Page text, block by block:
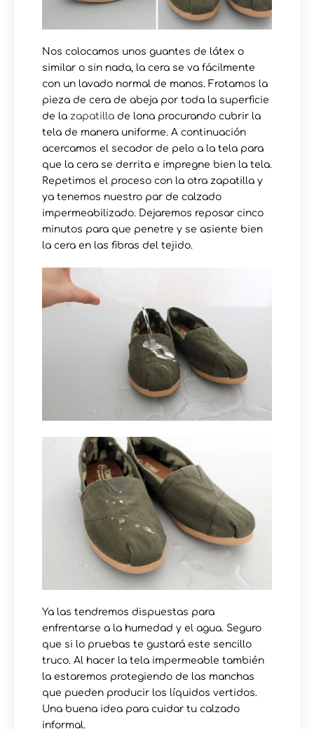
Nos colocamos unos guantes de látex o
similar o sin nada, la cera se va fácilmente
con un lavado normal de manos. Frotamos la
pieza de cera de abeja por toda la superficie
de la zapatilla de lona procurando cubrir la
tela de manera uniforme. A continuación
acercamos el secador de pelo a la tela para
que la cera se derrita e impregne bien la tela.
Repetimos el proceso con la otra zapatilla y
ya tenemos nuestro par de calzado
impermeabilizado. Dejaremos reposar cinco
minutos para que penetre y se asiente bien
la cera en las fibras del tejido.
Ya las tendremos dispuestas para
enfrentarse a la humedad y el agua. Seguro
que si lo pruebas te gustará este sencillo
truco. Al hacer la tela impermeable también
la estaremos protegiendo de las manchas
que pueden producir los líquidos vertidos.
Una buena idea para cuidar tu calzado
informal.